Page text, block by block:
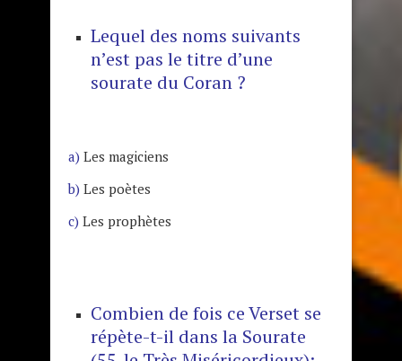
Lequel des noms suivants
n’est pas le titre d’une
sourate du Coran ?
a) Les magiciens
b) Les poètes
c) Les prophètes
Combien de fois ce Verset se
répète-t-il dans la Sourate